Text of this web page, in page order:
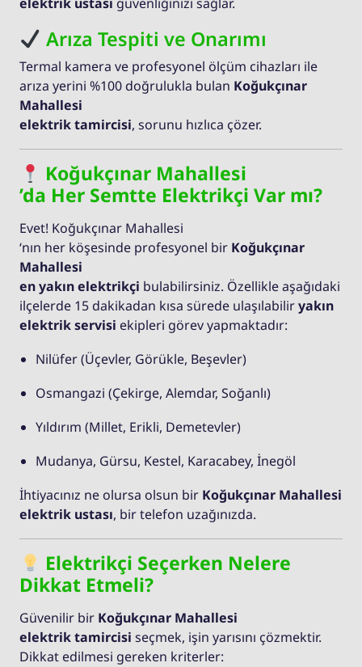
elektrik ustası güvenliğinizi sağlar.
Arıza Tespiti ve Onarımı
Termal kamera ve profesyonel ölçüm cihazları ile
arıza yerini %100 doğrulukla bulan Koğukçınar
Mahallesi
elektrik tamircisi, sorunu hızlıca çözer.
Koğukçınar Mahallesi
’da Her Semtte Elektrikçi Var mı?
Evet! Koğukçınar Mahallesi
‘nın her köşesinde profesyonel bir Koğukçınar
Mahallesi
en yakın elektrikçi bulabilirsiniz. Özellikle aşağıdaki
ilçelerde 15 dakikadan kısa sürede ulaşılabiliryakın
elektrik servisi ekipleri görev yapmaktadır:
Nilüfer (Üçevler, Görükle, Beşevler)
Osmangazi (Çekirge, Alemdar, Soğanlı)
Yıldırım (Millet, Erikli, Demetevler)
Mudanya, Gürsu, Kestel, Karacabey, İnegöl
İhtiyacınız ne olursa olsun bir Koğukçınar Mahallesi
elektrik ustası, bir telefon uzağınızda.
Elektrikçi Seçerken Nelere
Dikkat Etmeli?
Güvenilir bir Koğukçınar Mahallesi
elektrik tamircisi seçmek, işin yarısını çözmektir.
Dikkat edilmesi gereken kriterler: